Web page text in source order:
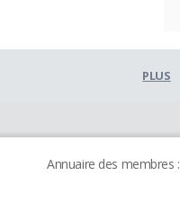
PLUS
Annuaire des membres :